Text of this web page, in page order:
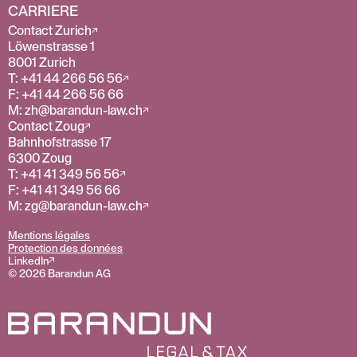
CARRIERE
Contact Zurich
Löwenstrasse 1
8001 Zurich
T: +41 44 266 56 56
F: +41 44 266 56 66
M: zh@barandun-law.ch
Contact Zoug
Bahnhofstrasse 17
6300 Zoug
T: +41 41 349 56 56
F: +41 41 349 56 66
M: zg@barandun-law.ch
Mentions légales
Protection des données
LinkedIn
© 2026 Barandun AG